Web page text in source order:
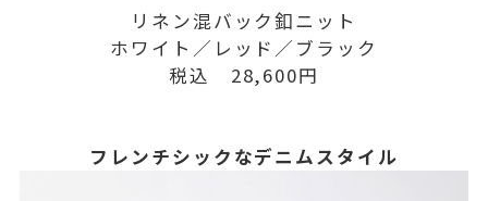
リネン混バック釦ニット
ホワイト／レッド／ブラック
税込 28,600円
フレンチシックなデニムスタイル